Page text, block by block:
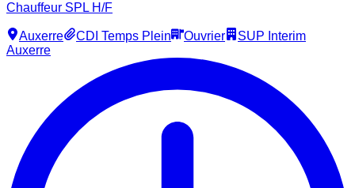
Chauffeur SPL H/F
Auxerre CDI Temps Plein Ouvrier
SUP Interim
Auxerre